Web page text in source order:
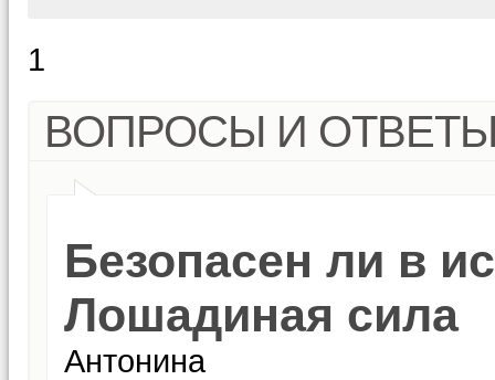
1
ВОПРОСЫ И
Безопасен ли в
Лошадиная сила
Антонина